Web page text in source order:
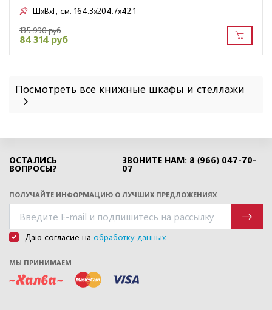
ШxВxГ, см: 164.3x204.7x42.1
135 990 руб
84 314 руб
Посмотреть все книжные шкафы и стеллажи
ОСТАЛИСЬ
ВОПРОСЫ?
ЗВОНИТЕ НАМ: 8 (966) 047-70-
07
ПОЛУЧАЙТЕ ИНФОРМАЦИЮ О ЛУЧШИХ ПРЕДЛОЖЕНИЯХ
Даю согласие на обработку данных
МЫ ПРИНИМАЕМ